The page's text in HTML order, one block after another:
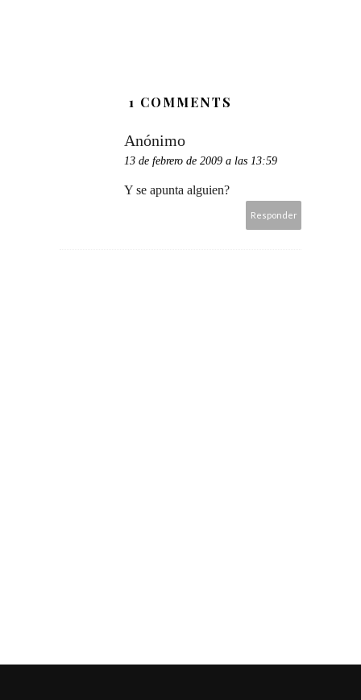
1 COMMENTS
Anónimo
13 de febrero de 2009 a las 13:59
Y se apunta alguien?
Responder